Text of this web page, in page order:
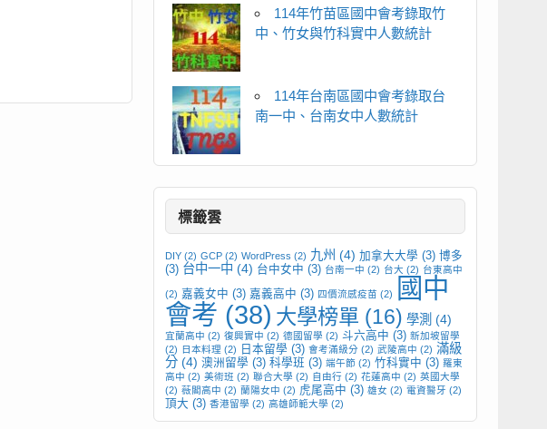
114年竹苗區國中會考錄取竹
中、竹女與竹科實中人數統計
114年台南區國中會考錄取台
南一中、台南女中人數統計
標籤雲
DIY (2) GCP (2) WordPress (2) 九州 (4) 加拿大大學 (3) 博多
(3) 台中一中 (4) 台中女中 (3) 台南一中 (2) 台大 (2) 台東高中
(2) 嘉義女中 (3) 嘉義高中 (3) 四價流感疫苗 (2)
國中
會考 (38) 大學榜單 (16) 學測 (4)
宜蘭高中 (2) 復興實中 (2) 德國留學 (2) 斗六高中 (3) 新加坡留學
(2) 日本料理 (2) 日本留學 (3) 會考滿級分 (2) 武陵高中 (2) 滿級
分 (4) 澳洲留學 (3) 科學班 (3) 端午節 (2) 竹科實中 (3) 羅東
高中 (2) 美術班 (2) 聯合大學 (2) 自由行 (2) 花蓮高中 (2) 英國大學
(2) 薇閣高中 (2) 蘭陽女中 (2) 虎尾高中 (3) 雄女 (2) 電資醫牙 (2)
頂大 (3) 香港留學 (2) 高雄師範大學 (2)